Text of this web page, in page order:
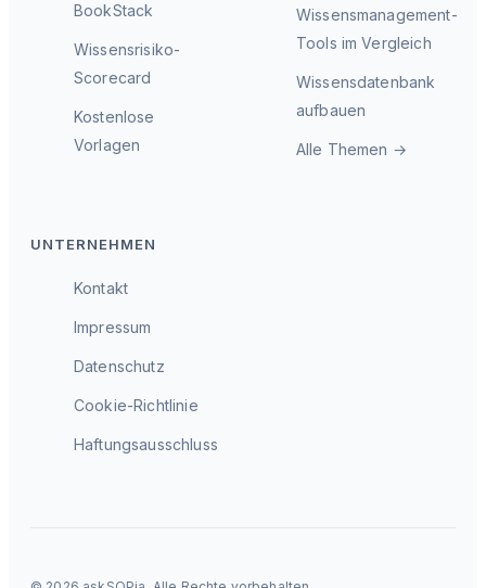
BookStack
Wissensrisiko-
Scorecard
Kostenlose
Vorlagen
Wissensmanagement-
Tools im Vergleich
Wissensdatenbank
aufbauen
Alle Themen →
UNTERNEHMEN
Kontakt
Impressum
Datenschutz
Cookie-Richtlinie
Haftungsausschluss